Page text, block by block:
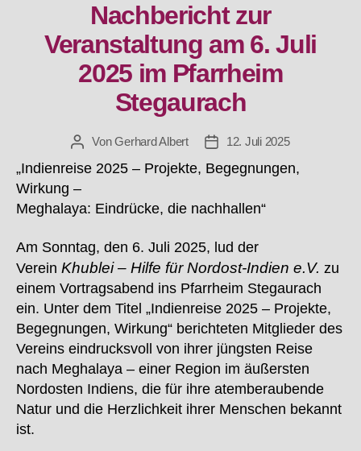
Kategorien
Nachbericht zur
Veranstaltung am 6. Juli
2025 im Pfarrheim
Stegaurach
Beitragsautor
VonGerhard Albert Beitragsdatum
12. Juli 2025
„Indienreise 2025 – Projekte, Begegnungen,
Wirkung –
Meghalaya: Eindrücke, die nachhallen“
Am Sonntag, den 6. Juli 2025, lud der
Verein Khublei – Hilfe für Nordost-Indien e.V. zu
einem Vortragsabend ins Pfarrheim Stegaurach
ein. Unter dem Titel „Indienreise 2025 – Projekte,
Begegnungen, Wirkung“ berichteten Mitglieder des
Vereins eindrucksvoll von ihrer jüngsten Reise
nach Meghalaya – einer Region im äußersten
Nordosten Indiens, die für ihre atemberaubende
Natur und die Herzlichkeit ihrer Menschen bekannt
ist.